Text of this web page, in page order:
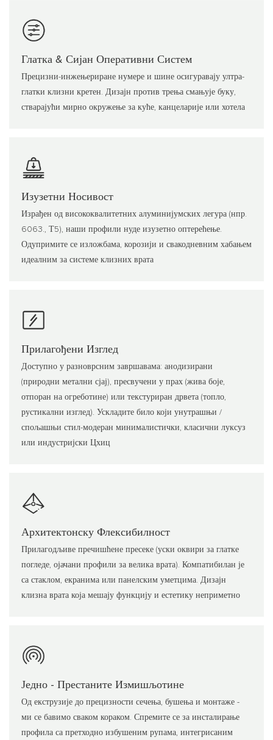
Глатка & Сијан Оперативни Систем
Прецизни-инжењериране нумере и шине осигуравају ултра-
глатки клизни кретен. Дизајн против трења смањује буку,
стварајући мирно окружење за куће, канцеларије или хотела
Изузетни Носивост
Израђен од висококвалитетних алуминијумских легура (нпр.
6063., Т5), наши профили нуде изузетно оптерећење.
Одупримите се изложбама, корозији и свакодневним хабањем
идеалним за системе клизних врата
Прилагођени Изглед
Доступно у разноврсним завршавама: анодизирани
(природни метални сјај), пресвучени у прах (жива боје,
отпоран на огреботине) или текстуриран дрвета (топло,
рустикални изглед). Ускладите било који унутрашњи /
спољашњи стил-модеран минималистички, класични луксуз
или индустријски Цхиц
Архитектонску Флексибилност
Прилагодљиве пречишћене пресеке (уски оквири за глатке
погледе, ојачани профили за велика врата). Компатибилан је
са стаклом, екранима или панелским уметцима. Дизајн
клизна врата која мешају функцију и естетику неприметно
Једно - Престаните Измишљотине
Од екструзије до прецизности сечења, бушења и монтаже -
ми се бавимо сваком кораком. Спремите се за инсталирање
профила са претходно избушеним рупама, интегрисаним